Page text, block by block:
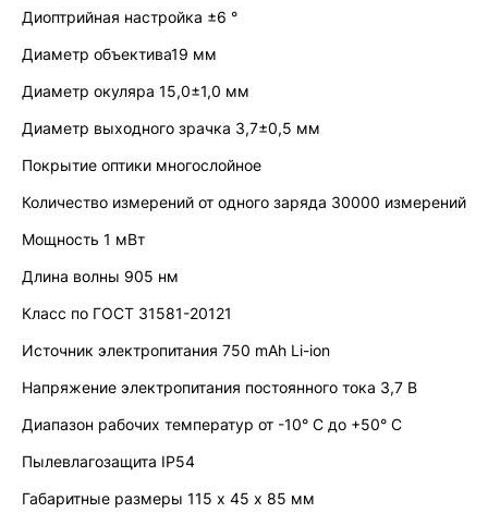
Диоптрийная настройка ±6 °
Диаметр объектива19 мм
Диаметр окуляра 15,0±1,0 мм
Диаметр выходного зрачка 3,7±0,5 мм
Покрытие оптики многослойное
Количество измерений от одного заряда 30000 измерений
Мощность 1 мВт
Длина волны 905 нм
Класс по ГОСТ 31581-20121
Источник электропитания 750 mAh Li-ion
Напряжение электропитания постоянного тока 3,7 В
Диапазон рабочих температур от -10° C до +50° C
Пылевлагозащита IP54
Габаритные размеры 115 х 45 х 85 мм